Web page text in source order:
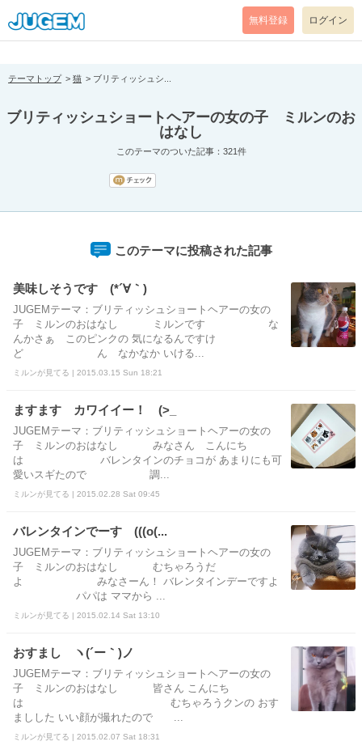
[pear_error: message="Success" code=0 mode=return level=notice
prefix="" info=""]
無料登録 ログイン
テーマトップ 猫 ブリティッシュシ...
ブリティッシュショートヘアーの女の子 ミルンのお
はなし
このテーマのついた記事：321件
このテーマに投稿された記事
美味しそうです (*´∀｀)
JUGEMテーマ：ブリティッシュショートヘアーの女の
子 ミルンのおはなし ミルンです な
んかさぁ このピンクの 気になるんですけ
ど ん なかなか いける...
ミルンが見てる | 2015.03.15 Sun 18:21
ますます カワイイー！ (>_
JUGEMテーマ：ブリティッシュショートヘアーの女の
子 ミルンのおはなし みなさん こんにち
は バレンタインのチョコが あまりにも可
愛いスギたので 調...
ミルンが見てる | 2015.02.28 Sat 09:45
バレンタインでーす (((o(...
JUGEMテーマ：ブリティッシュショートヘアーの女の
子 ミルンのおはなし むちゃろうだ
よ みなさーん！ バレンタインデーですよ
パパは ママから ...
ミルンが見てる | 2015.02.14 Sat 13:10
おすまし ヽ(´ー｀)ノ
JUGEMテーマ：ブリティッシュショートヘアーの女の
子 ミルンのおはなし 皆さん こんにち
は むちゃろうクンの おす
ましした いい顔が撮れたので ...
ミルンが見てる | 2015.02.07 Sat 18:31